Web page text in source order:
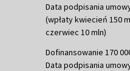
Data podpisania
(wpłaty kwiecień 150
czerwiec 10 mln)
Dofinansowanie 170
Data podpisania